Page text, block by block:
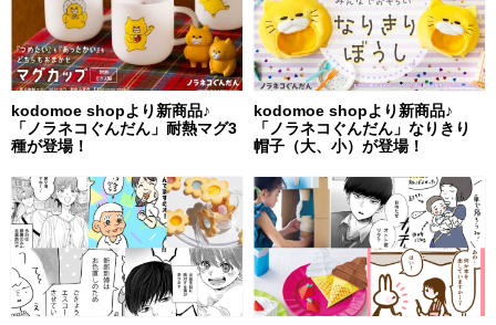
kodomoe shopより新商品♪
「ノラネコぐんだん」耐熱マグ3
種が登場！
kodomoe shopより新商品♪
「ノラネコぐんだん」なりきり
帽子（大、小）が登場！